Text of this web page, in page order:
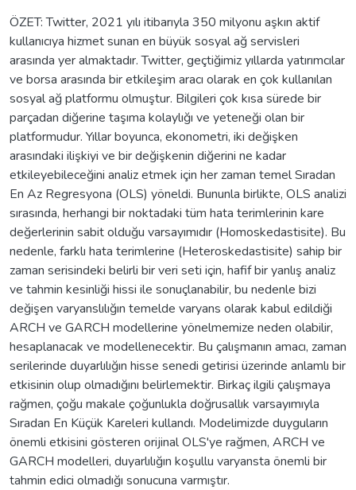
ÖZET: Twitter, 2021 yılı itibarıyla 350 milyonu aşkın aktif
kullanıcıya hizmet sunan en büyük sosyal ağ servisleri
arasında yer almaktadır. Twitter, geçtiğimiz yıllarda yatırımcılar
ve borsa arasında bir etkileşim aracı olarak en çok kullanılan
sosyal ağ platformu olmuştur. Bilgileri çok kısa sürede bir
parçadan diğerine taşıma kolaylığı ve yeteneği olan bir
platformudur. Yıllar boyunca, ekonometri, iki değişken
arasındaki ilişkiyi ve bir değişkenin diğerini ne kadar
etkileyebileceğini analiz etmek için her zaman temel Sıradan
En Az Regresyona (OLS) yöneldi. Bununla birlikte, OLS analizi
sırasında, herhangi bir noktadaki tüm hata terimlerinin kare
değerlerinin sabit olduğu varsayımıdır (Homoskedastisite). Bu
nedenle, farklı hata terimlerine (Heteroskedastisite) sahip bir
zaman serisindeki belirli bir veri seti için, hafif bir yanlış analiz
ve tahmin kesinliği hissi ile sonuçlanabilir, bu nedenle bizi
değişen varyanslılığın temelde varyans olarak kabul edildiği
ARCH ve GARCH modellerine yönelmemize neden olabilir,
hesaplanacak ve modellenecektir. Bu çalışmanın amacı, zaman
serilerinde duyarlılığın hisse senedi getirisi üzerinde anlamlı bir
etkisinin olup olmadığını belirlemektir. Birkaç ilgili çalışmaya
rağmen, çoğu makale çoğunlukla doğrusallık varsayımıyla
Sıradan En Küçük Kareleri kullandı. Modelimizde duyguların
önemli etkisini gösteren orijinal OLS'ye rağmen, ARCH ve
GARCH modelleri, duyarlılığın koşullu varyansta önemli bir
tahmin edici olmadığı sonucuna varmıştır.